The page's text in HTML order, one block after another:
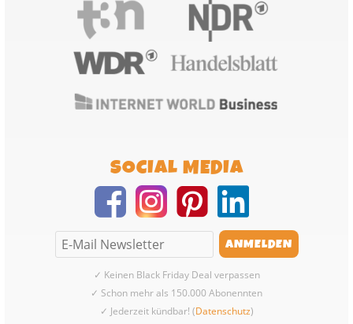
SOCIAL MEDIA
✓ Keinen Black Friday Deal verpassen
✓ Schon mehr als 150.000 Abonennten
✓ Jederzeit kündbar! (Datenschutz)